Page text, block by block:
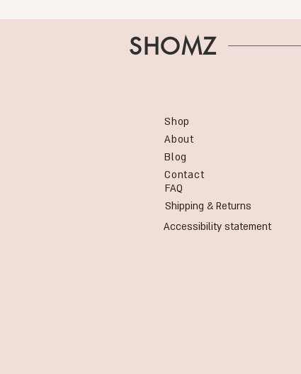
SHOMZ
Shop
About
Blog
Contact
Shipping & Returns
FAQ
Accessibility statement